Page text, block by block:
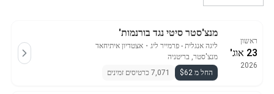
ראשון
23 אוג'
2026
מנצ'סטר סיטי נגד בורנמות'
ליגה אנגלית - פרמייר ליג ・ אצטדיון איתיחאד
מנצ'סטר, בריטניה
החל מ $62
7,071 כרטיסים זמינים